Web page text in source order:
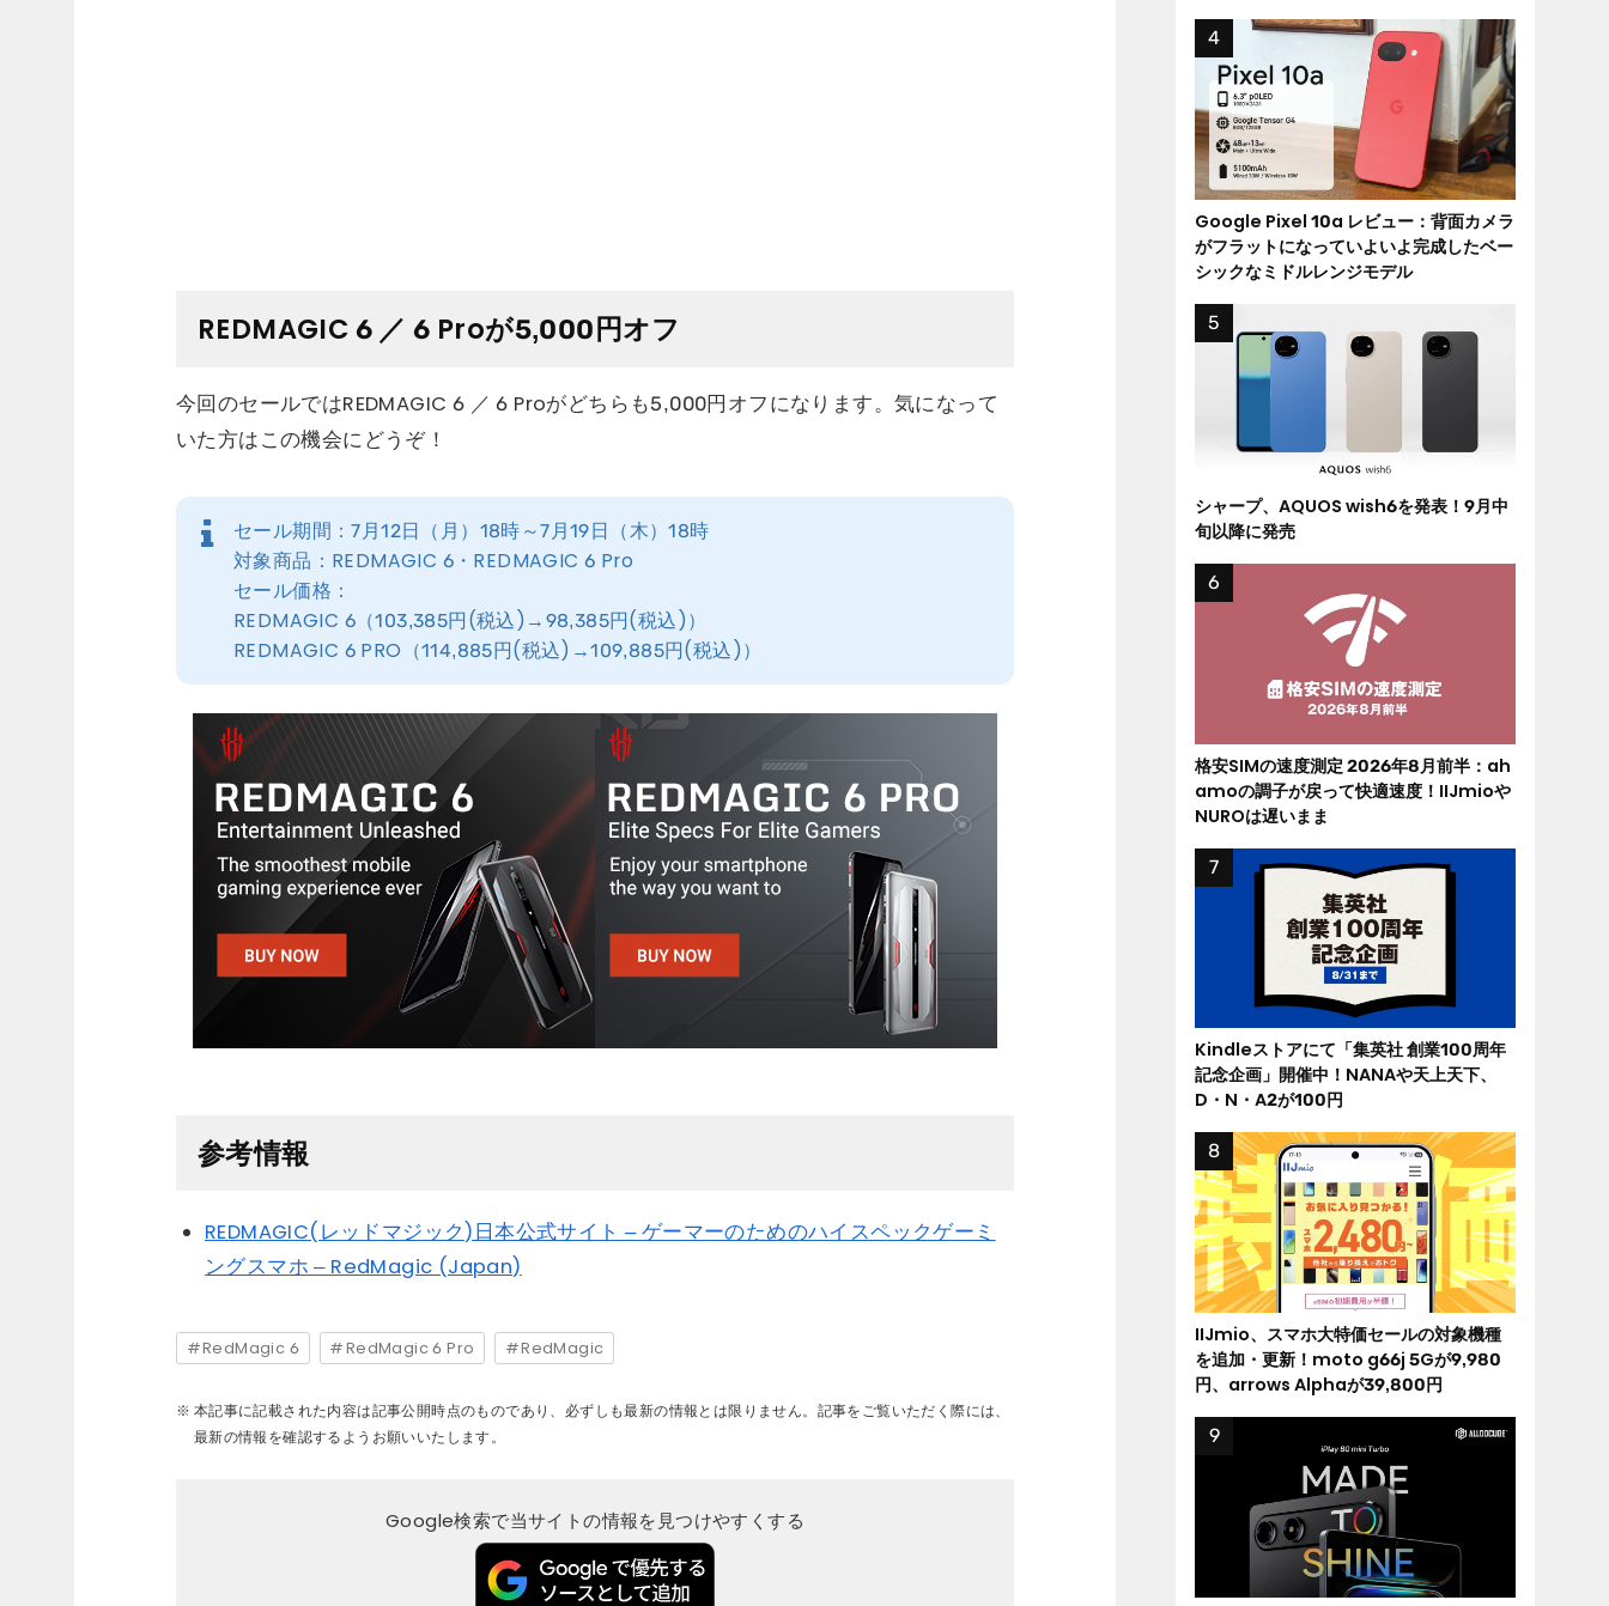
REDMAGIC 6 ／ 6 Proが5,000円オフ
今回のセールではREDMAGIC 6 ／ 6 Proがどちらも5,000円オフになります。気になって
いた方はこの機会にどうぞ！
セール期間：7月12日（月）18時～7月19日（木）18時
対象商品：REDMAGIC 6・REDMAGIC 6 Pro
セール価格：
REDMAGIC 6（103,385円(税込)→98,385円(税込)）
REDMAGIC 6 PRO（114,885円(税込)→109,885円(税込)）
参考情報
REDMAGIC(レッドマジック)日本公式サイト – ゲーマーのためのハイスペックゲーミ
ングスマホ – RedMagic (Japan)
RedMagic 6 RedMagic 6 Pro RedMagic
本記事に記載された内容は記事公開時点のものであり、必ずしも最新の情報とは限りません。記事をご覧いただく際には、
最新の情報を確認するようお願いいたします。
Google検索で当サイトの情報を見つけやすくする
Google Pixel 10a レビュー：背面カメラ
がフラットになっていよいよ完成したベー
シックなミドルレンジモデル
シャープ、AQUOS wish6を発表！9月中
旬以降に発売
格安SIMの速度測定 2026年8月前半：ah
amoの調子が戻って快適速度！IIJmioや
NUROは遅いまま
Kindleストアにて「集英社 創業100周年
記念企画」開催中！NANAや天上天下、
D・N・A2が100円
IIJmio、スマホ大特価セールの対象機種
を追加・更新！moto g66j 5Gが9,980
円、arrows Alphaが39,800円